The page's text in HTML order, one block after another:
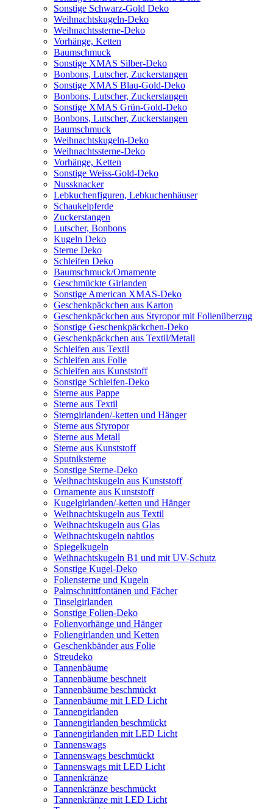
Sonstige Schwarz-Gold Deko
Weihnachtskugeln-Deko
Weihnachtssterne-Deko
Vorhänge, Ketten
Baumschmuck
Sonstige XMAS Silber-Deko
Bonbons, Lutscher, Zuckerstangen
Sonstige XMAS Blau-Gold-Deko
Bonbons, Lutscher, Zuckerstangen
Sonstige XMAS Grün-Gold-Deko
Bonbons, Lutscher, Zuckerstangen
Baumschmuck
Weihnachtskugeln-Deko
Weihnachtssterne-Deko
Vorhänge, Ketten
Sonstige Weiss-Gold-Deko
Nussknacker
Lebkuchenfiguren, Lebkuchenhäuser
Schaukelpferde
Zuckerstangen
Lutscher, Bonbons
Kugeln Deko
Sterne Deko
Schleifen Deko
Baumschmuck/Ornamente
Geschmückte Girlanden
Sonstige American XMAS-Deko
Geschenkpäckchen aus Karton
Geschenkpäckchen aus Styropor mit Folienüberzug
Sonstige Geschenkpäckchen-Deko
Geschenkpäckchen aus Textil/Metall
Schleifen aus Textil
Schleifen aus Folie
Schleifen aus Kunststoff
Sonstige Schleifen-Deko
Sterne aus Pappe
Sterne aus Textil
Sterngirlanden/-ketten und Hänger
Sterne aus Styropor
Sterne aus Metall
Sterne aus Kunststoff
Sputniksterne
Sonstige Sterne-Deko
Weihnachtskugeln aus Kunststoff
Ornamente aus Kunststoff
Kugelgirlanden/-ketten und Hänger
Weihnachtskugeln aus Textil
Weihnachtskugeln aus Glas
Weihnachtskugeln nahtlos
Spiegelkugeln
Weihnachtskugeln B1 und mit UV-Schutz
Sonstige Kugel-Deko
Foliensterne und Kugeln
Palmschnittfontänen und Fächer
Tinselgirlanden
Sonstige Folien-Deko
Folienvorhänge und Hänger
Foliengirlanden und Ketten
Geschenkbänder aus Folie
Streudeko
Tannenbäume
Tannenbäume beschneit
Tannenbäume beschmückt
Tannenbäume mit LED Licht
Tannengirlanden
Tannengirlanden beschmückt
Tannengirlanden mit LED Licht
Tannenswags
Tannenswags beschmückt
Tannenswags mit LED Licht
Tannenkränze
Tannenkränze beschmückt
Tannenkränze mit LED Licht